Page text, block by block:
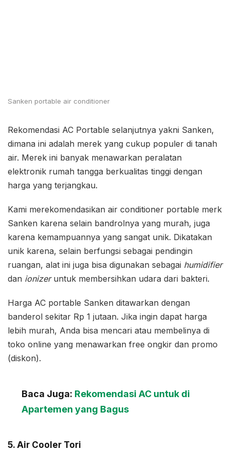
Sanken portable air conditioner
Rekomendasi AC Portable selanjutnya yakni Sanken,
dimana ini adalah merek yang cukup populer di tanah
air. Merek ini banyak menawarkan peralatan
elektronik rumah tangga berkualitas tinggi dengan
harga yang terjangkau.
Kami merekomendasikan air conditioner portable merk
Sanken karena selain bandrolnya yang murah, juga
karena kemampuannya yang sangat unik. Dikatakan
unik karena, selain berfungsi sebagai pendingin
ruangan, alat ini juga bisa digunakan sebagai humidifier
dan ionizeruntuk membersihkan udara dari bakteri.
Harga AC portable Sanken ditawarkan dengan
banderol sekitar Rp 1 jutaan. Jika ingin dapat harga
lebih murah, Anda bisa mencari atau membelinya di
toko online yang menawarkan free ongkir dan promo
(diskon).
Baca Juga: Rekomendasi AC untuk di
Apartemen yang Bagus
5. Air Cooler Tori